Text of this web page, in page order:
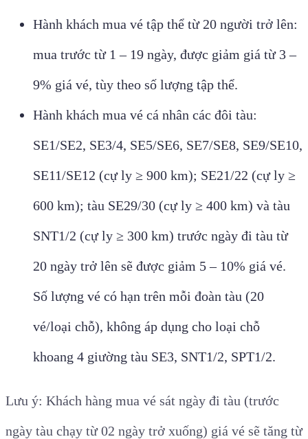
Hành khách mua vé tập thể từ 20 người trở lên:
mua trước từ 1 – 19 ngày, được giảm giá từ 3 –
9% giá vé, tùy theo số lượng tập thể.
Hành khách mua vé cá nhân các đôi tàu:
SE1/SE2, SE3/4, SE5/SE6, SE7/SE8, SE9/SE10,
SE11/SE12 (cự ly ≥ 900 km); SE21/22 (cự ly ≥
600 km); tàu SE29/30 (cự ly ≥ 400 km) và tàu
SNT1/2 (cự ly ≥ 300 km) trước ngày đi tàu từ
20 ngày trở lên sẽ được giảm 5 – 10% giá vé.
Số lượng vé có hạn trên mỗi đoàn tàu (20
vé/loại chỗ), không áp dụng cho loại chỗ
khoang 4 giường tàu SE3, SNT1/2, SPT1/2.
Lưu ý: Khách hàng mua vé sát ngày đi tàu (trước
ngày tàu chạy từ 02 ngày trở xuống) giá vé sẽ tăng từ